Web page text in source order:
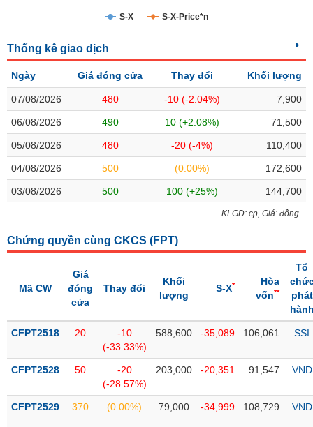
cổ
Quy
mô
thị
Niêm
yết
Niêm
Niêm
sung
niêm
Theo
đặc
biệt
S-X S-X-Price*n
Thống kê giao dịch
Ngày Giá đóng cửa Thay đổi Khối lượng
07/08/2026 480 -10 (-2.04%) 7,900
06/08/2026 490 10 (+2.08%) 71,500
05/08/2026 480 -20 (-4%) 110,400
04/08/2026 500 (0.00%) 172,600
03/08/2026 500 100 (+25%) 144,700
KLGD: cp, Giá: đồng
Chứng quyền cùng CKCS (FPT)
Mã CW
Giá
đóng
cửa
Thay đổi
Khối
lượng
S-X*
Hòa
vốn**
Tổ
phát
CFPT2518 20
-10
(-33.33%)
588,600 -35,089 106,061 SSI
CFPT2528 50
-20
(-28.57%)
203,000 -20,351 91,547 VND
CFPT2529 370 (0.00%) 79,000 -34,999 108,729 VND
NGÀNH
DOANH
NGHIỆP
CỔ
PHIẾU
PHÁI
SINH
CÔNG
ĐẦU